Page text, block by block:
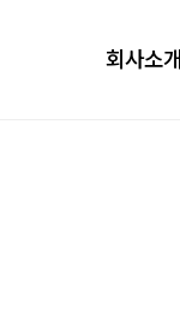
회사소개